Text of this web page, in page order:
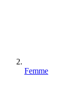
Femme